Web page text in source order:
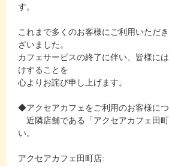
す。
これまで多くのお客様にご利用いただ
ざいました。
カフェサービスの終了に伴い、皆様に
けすることを
心よりお詫び申し上げます。
◆アクセアカフェをご利用のお客様に
近隣店舗である「アクセアカフェ田
い。
アクセアカフェ田町店: